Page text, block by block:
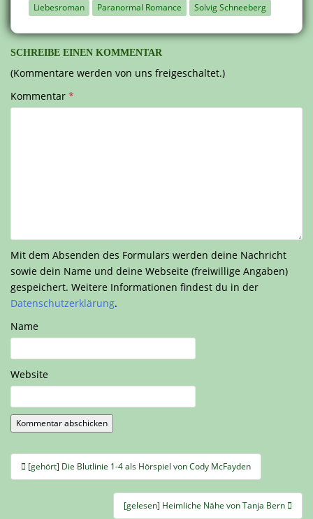
Liebesroman
Paranormal Romance Solvig Schneeberg
SCHREIBE EINEN KOMMENTAR
(Kommentare werden von uns freigeschaltet.)
Kommentar *
Mit dem Absenden des Formulars werden deine Nachricht
sowie dein Name und deine Webseite (freiwillige Angaben)
gespeichert. Weitere Informationen findest du in der
Datenschutzerklärung.
Name
Website
Beitragsnavigation
[gehört] Die Blutlinie 1-4 als Hörspiel von Cody McFayden
[gelesen] Heimliche Nähe von Tanja Bern